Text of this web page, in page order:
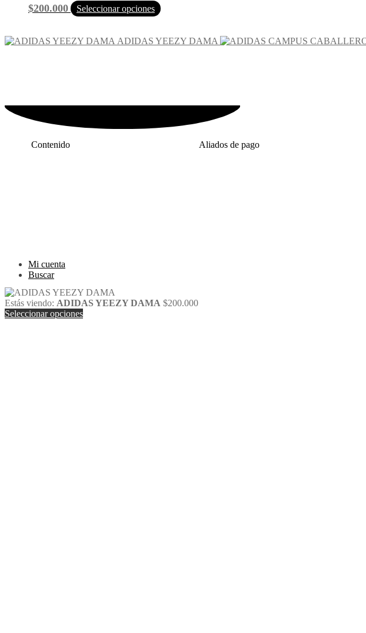
$200.000 Seleccionar opciones
ADIDAS YEEZY DAMA
Contenido Aliados de pago
Mi cuenta
Buscar
Estás viendo: ADIDAS YEEZY DAMA $200.000
Seleccionar opciones